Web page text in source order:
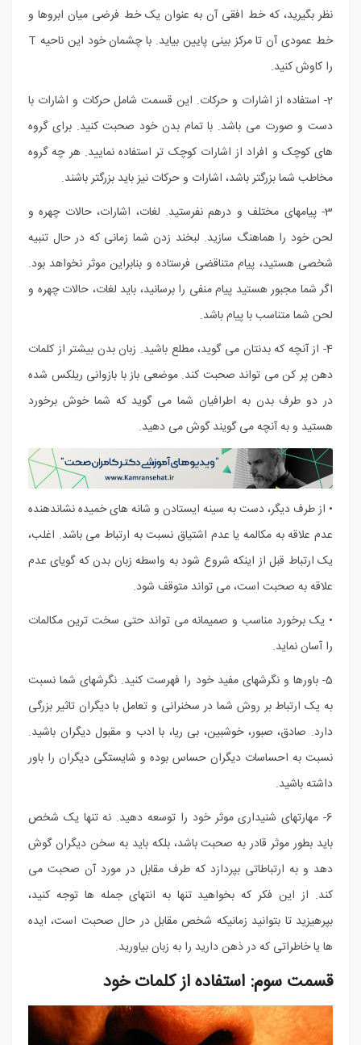
نظر بگیرید، که خط افقی آن به عنوان یک خط فرضی میان ابروها و
خط عمودی آن تا مرکز بینی پایین بیاید. با چشمان خود این ناحیه T
را کاوش کنید.
2- استفاده از اشارات و حرکات. این قسمت شامل حرکات و اشارات با
دست و صورت می باشد. با تمام بدن خود صحبت کنید. برای گروه
های کوچک و افراد از اشارات کوچک تر استفاده نمایید. هر چه گروه
مخاطب شما بزرگتر باشد، اشارات و حرکات نیز باید بزرگتر باشند.
3- پیامهای مختلف و درهم نفرستید. لغات، اشارات، حالات چهره و
لحن خود را هماهنگ سازید. لبخند زدن شما زمانی که در حال تنبیه
شخصی هستید، پیام متناقضی فرستاده و بنابراین موثر نخواهد بود.
اگر شما مجبور هستید پیام منفی را برسانید، باید لغات، حالات چهره و
لحن شما متناسب با پیام باشد.
4- از آنچه که بدنتان می گوید، مطلع باشید. زبان بدن بیشتر از کلمات
دهن پر کن می تواند صحبت کند. موضعی باز با بازوانی ریلکس شده
در دو طرف بدن به اطرافیان شما می گوید که شما خوش برخورد
هستید و به آنچه می گویند گوش می دهید.
• از طرف دیگر، دست به سینه ایستادن و شانه های خمیده نشاندهنده
عدم علاقه به مکالمه یا عدم اشتیاق نسبت به ارتباط می باشد. اغلب،
یک ارتباط قبل از اینکه شروع شود به واسطه زبان بدن که گویای عدم
علاقه به صحبت است، می تواند متوقف شود.
• یک برخورد مناسب و صمیمانه می تواند حتی سخت ترین مکالمات
را آسان نماید.
5- باورها و نگرشهای مفید خود را فهرست کنید. نگرشهای شما نسبت
به یک ارتباط بر روش شما در سخنرانی و تعامل با دیگران تاثیر بزرگی
دارد. صادق، صبور، خوشبین، بی ریا، با ادب و مقبول دیگران باشید.
نسبت به احساسات دیگران حساس بوده و شایستگی دیگران را باور
داشته باشید.
6- مهارتهای شنیداری موثر خود را توسعه دهید. نه تنها یک شخص
باید بطور موثر قادر به صحبت باشد، بلکه باید به سخن دیگران گوش
دهد و به ارتباطاتی بپردازد که طرف مقابل در مورد آن صحبت می
کند. از این فکر که بخواهید تنها به انتهای جمله ها توجه کنید،
بپرهیزید تا بتوانید زمانیکه شخص مقابل در حال صحبت است، ایده
ها یا خاطراتی که در ذهن دارید را به زبان بیاورید.
قسمت سوم: استفاده از کلمات خود